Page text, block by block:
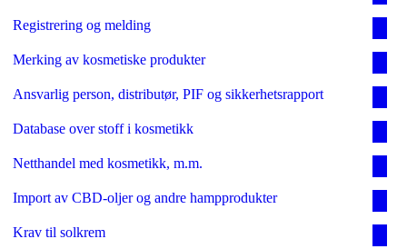
Registrering og melding
Merking av kosmetiske produkter
Ansvarlig person, distributør, PIF og sikkerhetsrapport
Database over stoff i kosmetikk
Netthandel med kosmetikk, m.m.
Import av CBD-oljer og andre hampprodukter
Krav til solkrem